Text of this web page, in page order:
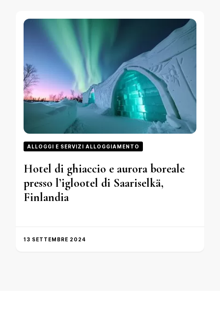
ALLOGGI E SERVIZI ALLOGGIAMENTO
Hotel di ghiaccio e aurora boreale
presso l’iglootel di Saariselkä,
Finlandia
13 SETTEMBRE 2024